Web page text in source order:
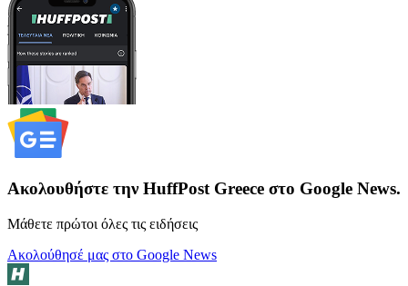
Ακολουθήστε την HuffPost Greece στο Google News.
Μάθετε πρώτοι όλες τις ειδήσεις
Ακολούθησέ μας στο Google News